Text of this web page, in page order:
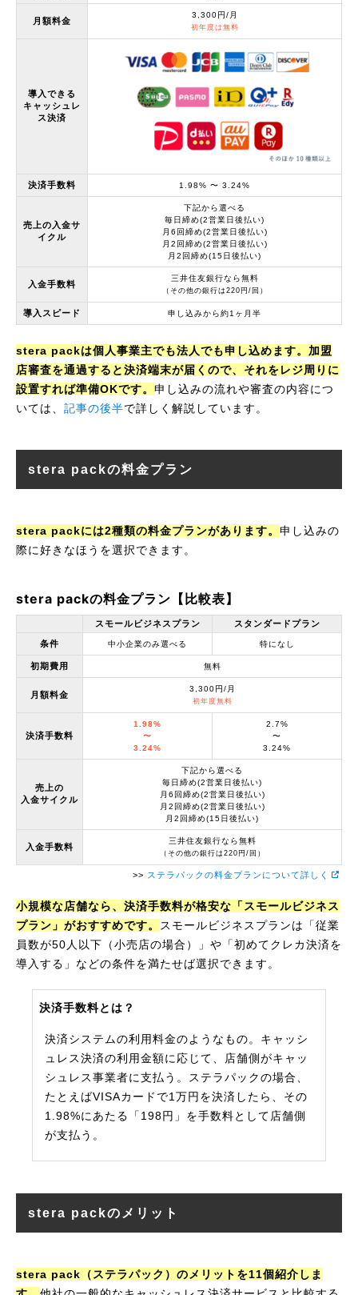
月額料金
3,300円/月
初年度は無料
導入できる
キャッシュレ
ス決済
決済手数料 1.98% 〜 3.24%
売上の入金サ
イクル
下記から選べる
毎日締め(2営業日後払い)
月6回締め(2営業日後払い)
月2回締め(2営業日後払い)
月2回締め(15日後払い)
入金手数料
三井住友銀行なら無料
（その他の銀行は220円/回）
導入スピード 申し込みから約1ヶ月半
stera packは個人事業主でも法人でも申し込めます。加盟
店審査を通過すると決済端末が届くので、それをレジ周りに
設置すれば準備OKです。 申し込みの流れや審査の内容につ
いては、 記事の後半で詳しく解説しています。
stera packの料金プラン
stera packには2種類の料金プランがあります。 申し込みの
際に好きなほうを選択できます。
stera packの料金プラン【比較表】
スモールビジネスプラン
スタンダードプラン
条件
中小企業のみ選べる 特になし
初期費用 無料
月額料金
3,300円/月
初年度無料
決済手数料
1.98%
〜
3.24%
2.7%
〜
3.24%
売上の
入金サイクル
下記から選べる
毎日締め(2営業日後払い)
月6回締め(2営業日後払い)
月2回締め(2営業日後払い)
月2回締め(15日後払い)
入金手数料
三井住友銀行なら無料
（その他の銀行は220円/回）
>> ステラパックの料金プランについて詳しく
小規模な店舗なら、決済手数料が格安な「スモールビジネス
プラン」がおすすめです。
スモールビジネスプランは「従業
員数が50人以下（小売店の場合）」や「初めてクレカ決済を
導入する」などの条件を満たせば選択できます。
決済手数料とは？
決済システムの利用料金のようなもの。キャッシ
ュレス決済の利用金額に応じて、店舗側がキャッ
シュレス事業者に支払う。ステラパックの場合、
たとえばVISAカードで1万円を決済したら、その
1.98%にあたる「198円」を手数料として店舗側
が支払う。
stera packのメリット
stera pack（ステラパック）のメリットを11個紹介しま